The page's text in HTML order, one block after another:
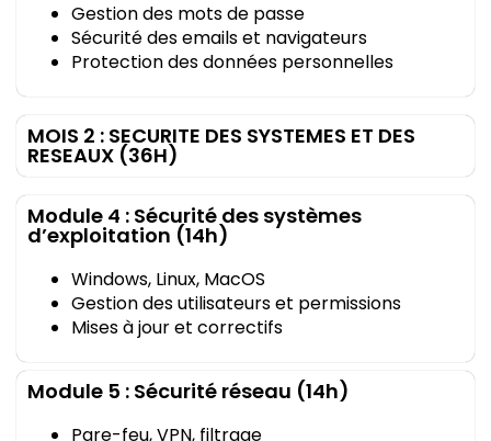
Gestion des mots de passe
Sécurité des emails et navigateurs
Protection des données personnelles
MOIS 2 : SECURITE DES SYSTEMES ET DES
RESEAUX (36H)
Module 4 : Sécurité des systèmes
d’exploitation (14h)
Windows, Linux, MacOS
Gestion des utilisateurs et permissions
Mises à jour et correctifs
Module 5 : Sécurité réseau (14h)
Pare-feu, VPN, filtrage